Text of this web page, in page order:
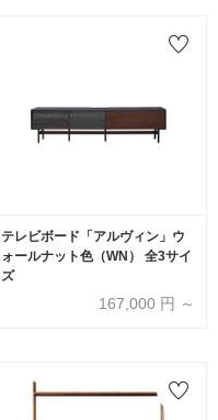
テレビボード「アルヴィン」ウ
ォールナット色（WN） 全3サイ
ズ
167,000 円 ～